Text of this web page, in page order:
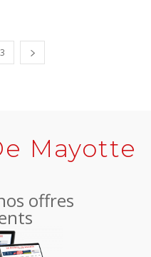
3
Mayotte
offres